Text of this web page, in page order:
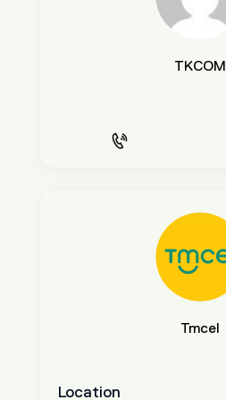
TKCOM
Tmcel
Location